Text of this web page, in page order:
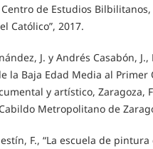
de Estudios
Católico”, 2017.
J. y Andrés Casabón,
la Baja Edad Media al Primer
y artístico, Zaragoza,
Metropolitano de
F., “La escuela de pintura